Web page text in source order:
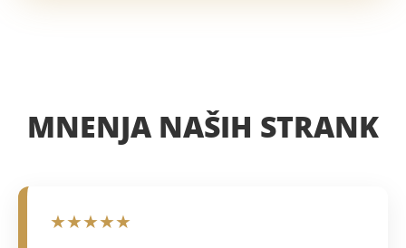
MNENJA NAŠIH STRANK
★★★★★